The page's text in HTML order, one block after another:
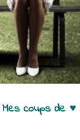
Mes coups de ♥